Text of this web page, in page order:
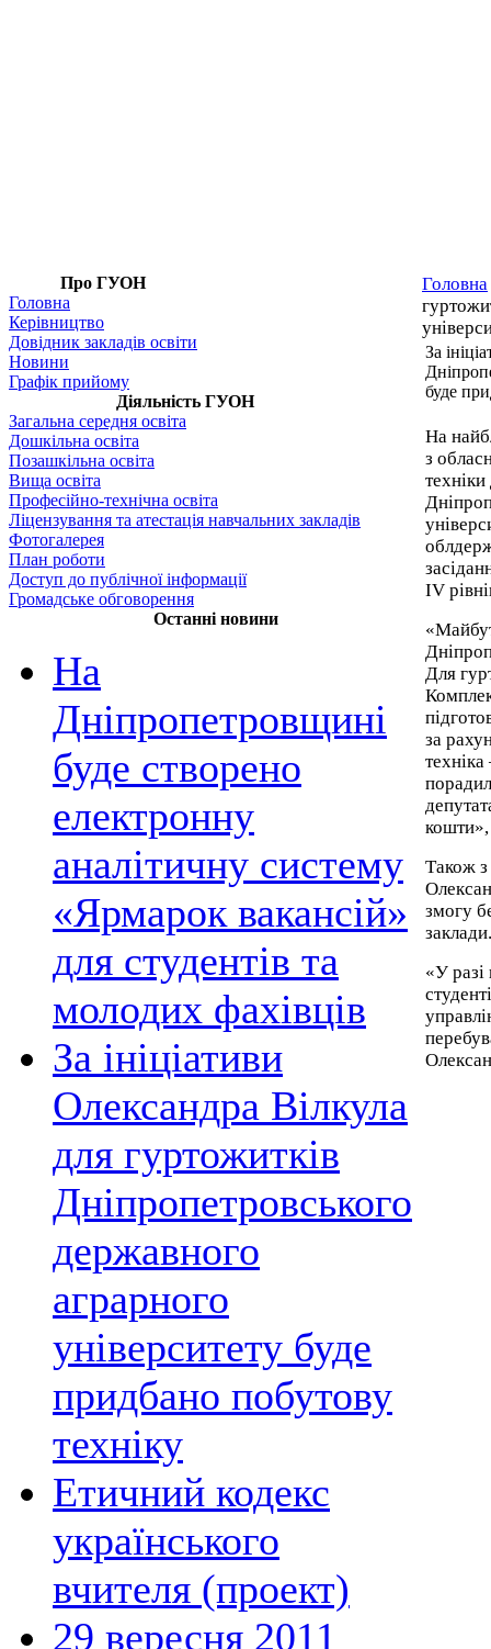
Про ГУОН
Головна
Керівництво
Довідник закладів освіти
Новини
Графік прийому
Діяльність ГУОН
Загальна середня освіта
Дошкільна освіта
Позашкільна освіта
Вища освіта
Професійно-технічна освіта
Ліцензування та атестація навчальних закладів
Фотогалерея
План роботи
Доступ до публічної інформації
Громадське обговорення
Останні новини
На
Дніпропетровщині
буде створено
електронну
аналітичну систему
«Ярмарок вакансій»
для студентів та
молодих фахівців
За ініціативи
Олександра Вілкула
для гуртожитків
Дніпропетровського
державного
аграрного
університету буде
придбано побутову
техніку
Етичний кодекс
українського
вчителя (проект)
29 вересня 2011
Головна
За
буде
На
з
ІV
Для
за
кошти»,
Також з
змогу
заклади.
«У